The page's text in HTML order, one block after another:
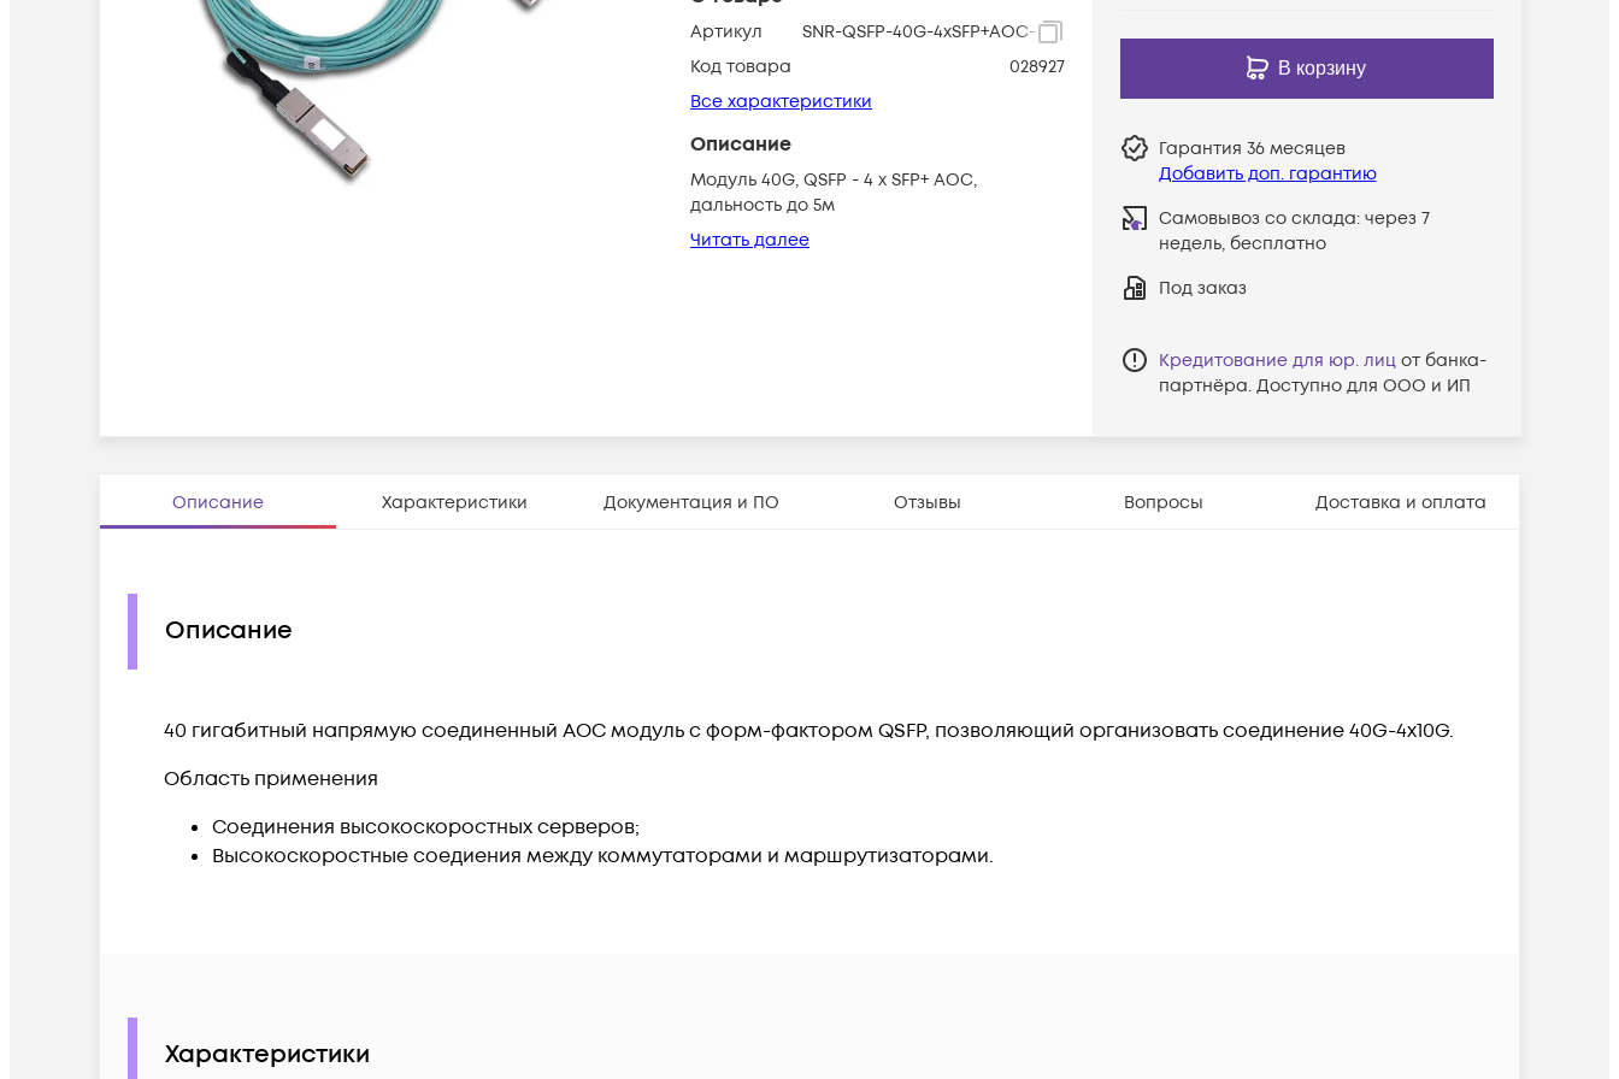
Артикул
SNR-QSFP-40G-4xSFP+AOC-5
Код товара
028927
Все характеристики
Описание
Модуль 40G, QSFP - 4 x SFP+ AOC,
дальность до 5м
Читать далее
В корзину
Гарантия 36 месяцев
Добавить доп. гарантию
Самовывоз со склада: через 7
недель, бесплатно
Под заказ
Кредитование для юр. лиц от банка-
партнёра. Доступно для ООО и ИП
Описание Характеристики Документация и ПО Отзывы Вопросы Доставка и оплата
Описание
40 гигабитный напрямую соединенный AOC модуль с форм-фактором QSFP, позволяющий организовать соединение 40G-4x10G.
Область применения
Соединения высокоскоростных серверов;
Высокоскоростные соедиения между коммутаторами и маршрутизаторами.
Характеристики